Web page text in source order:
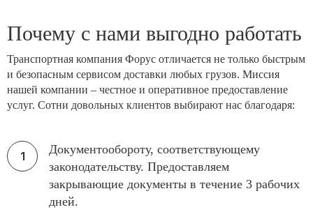
Почему с нами выгодно работать
Транспортная компания Форус отличается не только быстрым
и безопасным сервисом доставки любых грузов. Миссия
нашей компании – честное и оперативное предоставление
услуг. Сотни довольных клиентов выбирают нас благодаря:
Документообороту, соответствующему
законодательству. Предоставляем
закрывающие документы в течение 3 рабочих
дней.